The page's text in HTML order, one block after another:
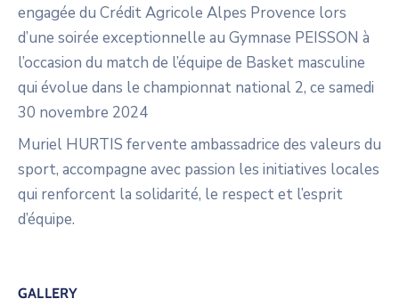
engagée du Crédit Agricole Alpes Provence lors
d’une soirée exceptionnelle au Gymnase PEISSON à
l’occasion du match de l’équipe de Basket masculine
qui évolue dans le championnat national 2, ce samedi
30 novembre 2024
Muriel HURTIS fervente ambassadrice des valeurs du
sport, accompagne avec passion les initiatives locales
qui renforcent la solidarité, le respect et l’esprit
d’équipe.
GALLERY